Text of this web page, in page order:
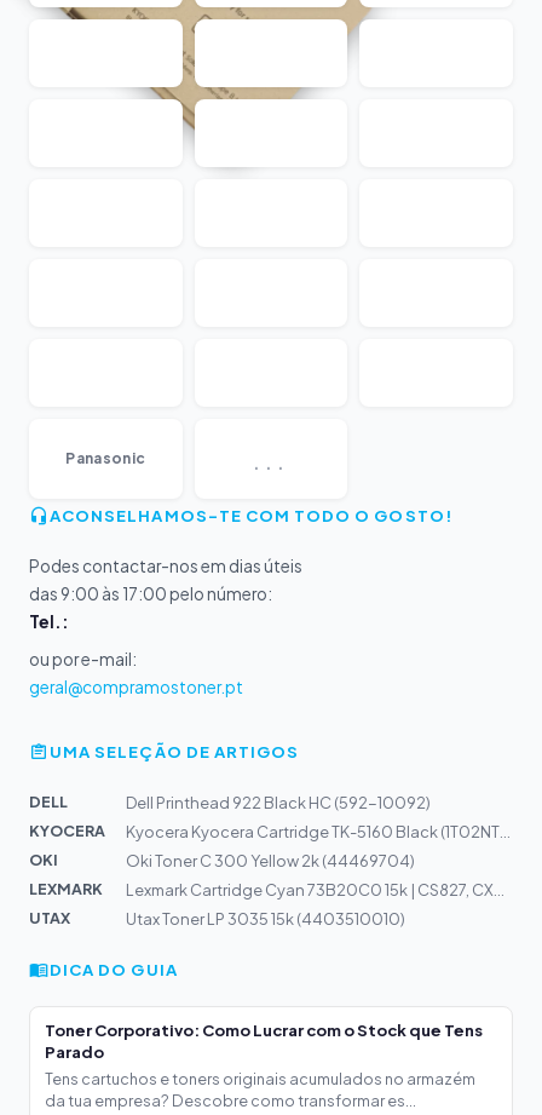
Panasonic
ACONSELHAMOS-TE COM TODO O GOSTO!
Podes contactar-nos em dias úteis
das 9:00 às 17:00 pelo número:
Tel.:
ou por e-mail:
geral@compramostoner.pt
UMA SELEÇÃO DE ARTIGOS
DELL
Dell Printhead 922 Black HC (592-10092)
KYOCERA
OKI
Oki Toner C 300 Yellow 2k (44469704)
LEXMARK
UTAX
Utax Toner LP 3035 15k (4403510010)
DICA DO GUIA
Toner Corporativo: Como Lucrar com o Stock que Tens
Parado
Tens cartuchos e toners originais acumulados no armazém
da tua empresa? Descobre como transformar es...